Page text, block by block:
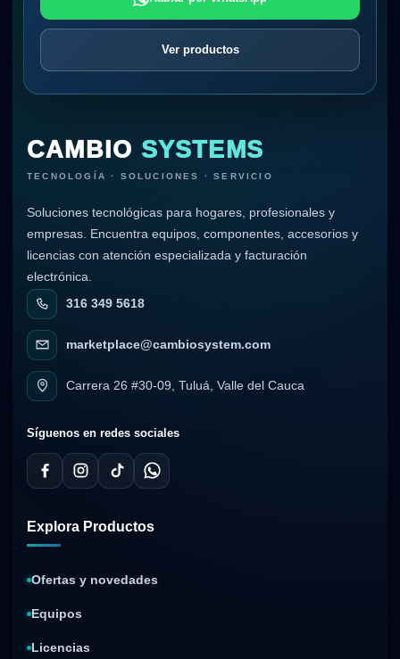
Ver productos
CAMBIO SYSTEMS
TECNOLOGÍA · SOLUCIONES · SERVICIO
Soluciones tecnológicas para hogares, profesionales y
empresas. Encuentra equipos, componentes, accesorios y
licencias con atención especializada y facturación
electrónica.
316 349 5618
marketplace@cambiosystem.com
Carrera 26 #30-09, Tuluá, Valle del Cauca
Síguenos en redes sociales
Explora Productos
Ofertas y novedades
Equipos
Licencias